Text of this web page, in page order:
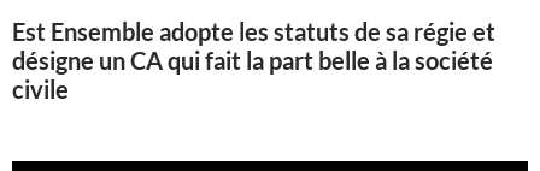
Est Ensemble adopte les statuts de sa régie et
désigne un CA qui fait la part belle à la société
civile